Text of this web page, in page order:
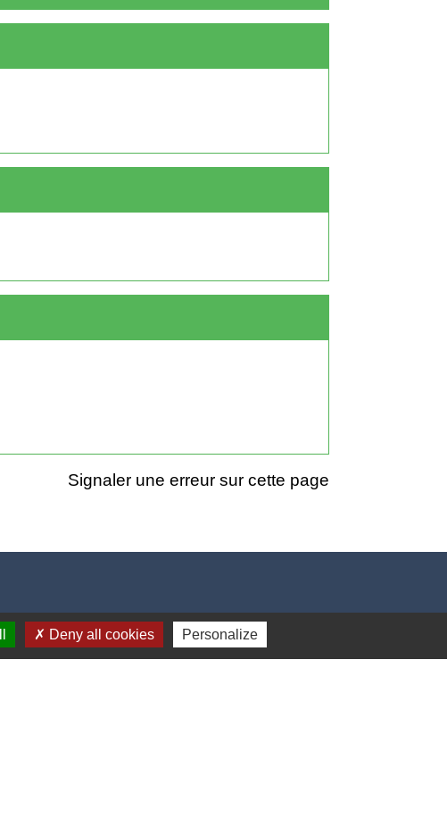
Signaler une erreur sur cette page
Deny all cookies Personalize